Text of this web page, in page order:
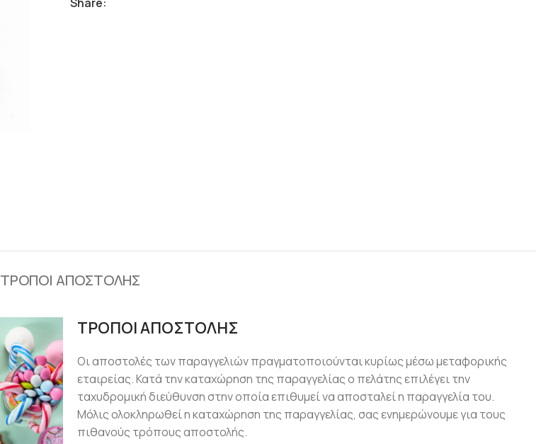
ΤΡΟΠΟΙ ΑΠΟΣΤΟΛΗΣ
ΤΡΟΠΟΙ ΑΠΟΣΤΟΛΗΣ
Οι αποστολές των παραγγελιών πραγματοποιούνται κυρίως μέσω μεταφορικής
εταιρείας. Κατά την καταχώρηση της παραγγελίας ο πελάτης επιλέγει την
ταχυδρομική διεύθυνση στην οποία επιθυμεί να αποσταλεί η παραγγελία του.
Μόλις ολοκληρωθεί η καταχώρηση της παραγγελίας, σας ενημερώνουμε για τους
πιθανούς τρόπους αποστολής.